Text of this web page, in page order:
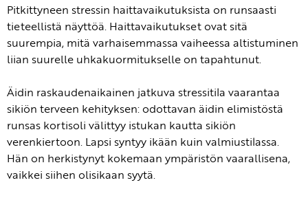
Pitkittyneen stressin haittavaikutuksista on runsaasti
tieteellistä näyttöä. Haittavaikutukset ovat sitä
suurempia, mitä varhaisemmassa vaiheessa altistuminen
liian suurelle uhkakuormitukselle on tapahtunut.
Äidin raskaudenaikainen jatkuva stressitila vaarantaa
sikiön terveen kehityksen: odottavan äidin elimistöstä
runsas kortisoli välittyy istukan kautta sikiön
verenkiertoon. Lapsi syntyy ikään kuin valmiustilassa.
Hän on herkistynyt kokemaan ympäristön vaarallisena,
vaikkei siihen olisikaan syytä.